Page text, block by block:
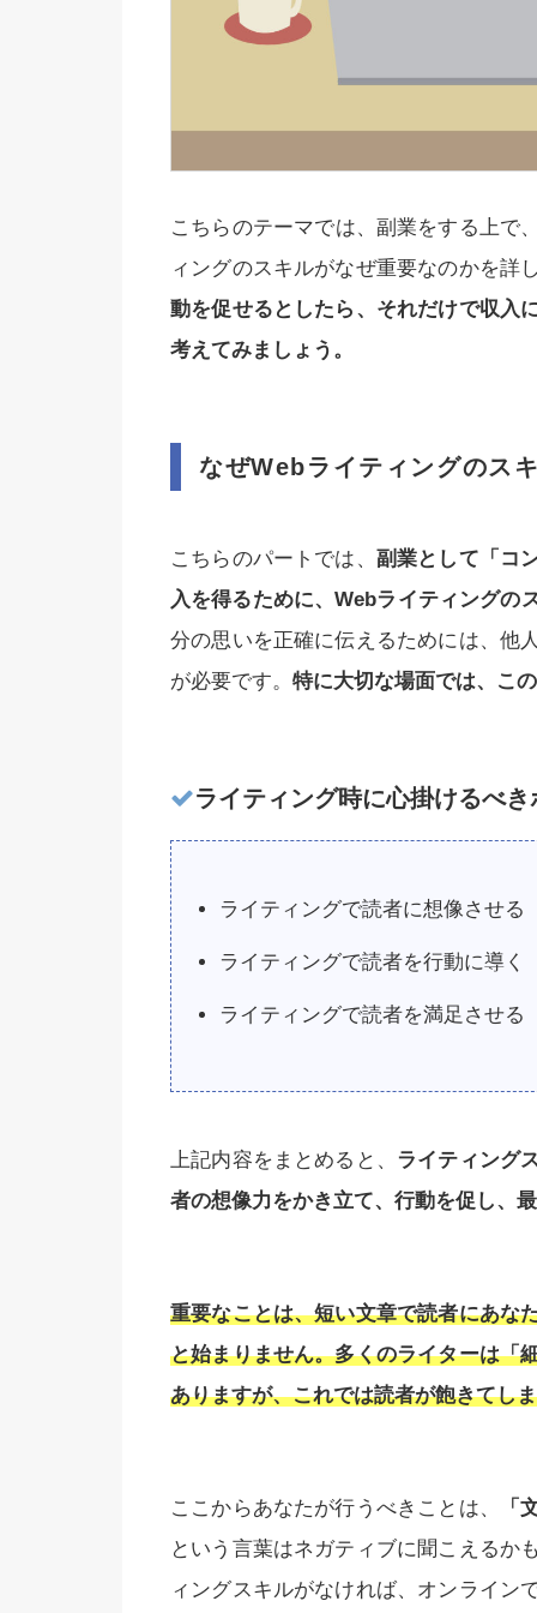
こちらのテーマでは、副業をする上で
ィングのスキルがなぜ重要なのかを詳
動を促せるとしたら、それだけで収入
考えてみましょう。
なぜWebライティングのス
こちらのパートでは、 副業として「コ
入を得るために、Webライティングの
分の思いを正確に伝えるためには、他
が必要です。 特に大切な場面では、こ
ライティング時に心掛けるべき
ライティングで読者に想像させる
ライティングで読者を行動に導く
ライティングで読者を満足させる
上記内容をまとめると、 ライティング
者の想像力をかき立て、行動を促し、
重要なことは、短い文章で読者にあな
と始まりません。多くのライターは「
ありますが、これでは読者が飽きてし
ここからあなたが行うべきことは、
「
という言葉はネガティブに聞こえるか
ィングスキルがなければ、オンライン